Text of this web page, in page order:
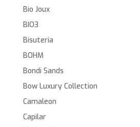
Bio Joux
BIO3
Bisuteria
BOHM
Bondi Sands
Bow Luxury Collection
Camaleon
Capilar